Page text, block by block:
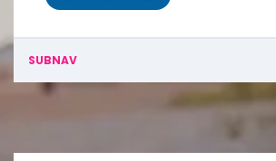
SUBNAV